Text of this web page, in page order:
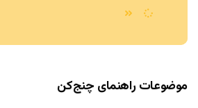
موضوعات راهنمای چنج‌کن